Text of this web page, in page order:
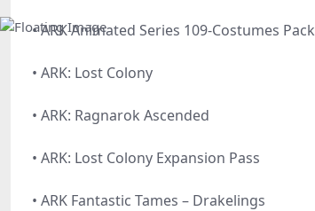
• ARK Animated Series 109-Costumes Pack
• ARK: Lost Colony
• ARK: Ragnarok Ascended
• ARK: Lost Colony Expansion Pass
• ARK Fantastic Tames – Drakelings